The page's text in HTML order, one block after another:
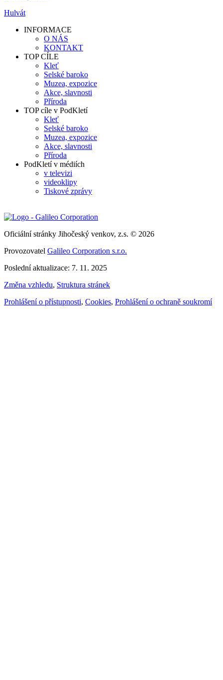
Hulvát
INFORMACE
O NÁS
KONTAKT
TOP CÍLE
Kleť
Selské baroko
Muzea, expozice
Akce, slavnosti
Příroda
TOP cíle v PodKletí
Kleť
Selské baroko
Muzea, expozice
Akce, slavnosti
Příroda
PodKletí v médiích
v televizi
videoklipy
Tiskové zprávy
Oficiální stránky Jihočeský venkov, z.s. © 2026
Provozovatel Galileo Corporation s.r.o.
Poslední aktualizace: 7. 11. 2025
Změna vzhledu, Struktura stránek
Prohlášení o přístupnosti, Cookies, Prohlášení o ochraně soukromí